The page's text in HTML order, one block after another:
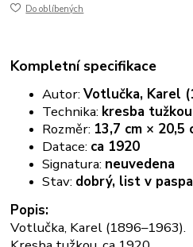
Do oblíbených
Kompletní specifikace
Autor:Votlučka, Karel
Technika: kresba
Rozměr: 13,7 cm × 20,5
Datace: ca 1920
Signatura: neuvedena
Stav: dobrý, list v
Popis:
Votlučka, Karel (1896–1963).